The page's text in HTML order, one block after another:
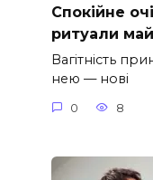
Спокійне
ритуали
Вагітність
нею — нові
0 8